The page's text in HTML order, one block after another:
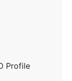
Profile